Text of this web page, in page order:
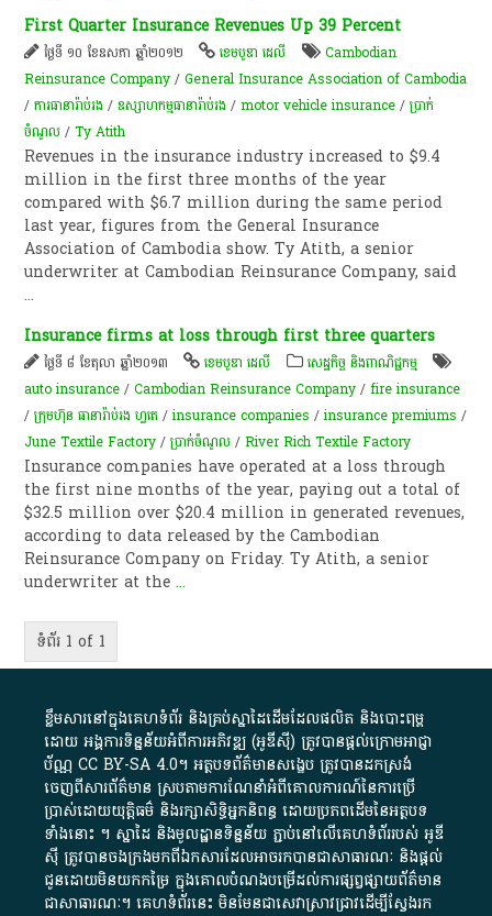
First Quarter Insurance Revenues Up 39 Percent
ថ្ងៃទី ១០ ខែឧសភា ឆ្នាំ២០១២ ខេមបូឌា ដេលី
Cambodian
Reinsurance Company /General Insurance Association of Cambodia
/ការធានា​រ៉ាប់រង /ឧស្សាហកម្ម​ធានារ៉ាប់រង /motor vehicle insurance /ប្រាក់​
ចំណូល​ /Ty Atith
Revenues in the insurance industry increased to $9.4
million in the first three months of the year
compared with $6.7 million during the same period
last year, figures from the General Insurance
Association of Cambodia show. Ty Atith, a senior
underwriter at Cambodian Reinsurance Company, said
...
Insurance firms at loss through first three quarters
ថ្ងៃទី ៨ ខែតុលា ឆ្នាំ២០១៣ ខេមបូឌា ដេលី
សេដ្ឋកិច្ច និងពាណិជ្ជកម្ម
auto insurance /Cambodian Reinsurance Company /fire insurance
/ក្រុមហ៊ុន ធានារ៉ាប់រង ហ្វតេ /insurance companies /insurance premiums /
June Textile Factory /ប្រាក់​ចំណូល​ /River Rich Textile Factory
Insurance companies have operated at a loss through
the first nine months of the year, paying out a total of
$32.5 million over $20.4 million in generated revenues,
according to data released by the Cambodian
Reinsurance Company on Friday. Ty Atith, a senior
underwriter at the...
ទំព័រ 1 of 1
ខ្លឹមសារ​នៅ​ក្នុង​គេហទំព័រ និង​គ្រប់​ស្នា​ដៃ​ដើម​ដែល​ផលិត​ និង​បោះពុម្ព​
ដោយ​ អង្គការ​ទិន្នន័យ​អំពី​ការអភិវឌ្ឍ​​ (អូ​ឌី​ស៊ី)​ ត្រូវ​បាន​ផ្តល់​ក្រោម​អាជ្ញា
ប័ណ្ណ​CC BY-SA 4.0។​ អត្ថបទ​ព័ត៌មាន​សង្ខេប​ ត្រូវ​បាន​ដកស្រង់​
ចេញពី​សារព័ត៌មាន ស្របតាមការ​ណែនាំ​អំពី​គោលការណ៍​នៃ​ការ​ប្រើ
ប្រាស់​ដោយ​យុត្តិធម៌​ និង​រក្សាសិទ្ធិអ្នកនិពន្ធ ដោយ​ប្រភពដើម​នៃ​​អត្ថបទ
ទាំង​នោះ​ ។​ ស្នាដៃ​ និង​មូលដ្ឋាន​ទិន្នន័យ ​ភ្ជាប់​នៅ​លើ​គេហទំព័រ​របស់​ អូ​ឌី​
ស៊ី​ ត្រូវ​បាន​ចងក្រង​មក​ពី​ឯកសារ​ដែល​អាច​រក​បានជា​សាធារណៈ​ និង​ផ្តល់​
ជូន​ដោយ​មិន​យក​កម្រៃ​ ក្នុង​គោលបំណង​បម្រើ​ដល់ការ​ផ្សព្វផ្សាយ​ព័ត៌មាន​
ជា​សាធារណៈ​។​ គេហទំព័រ​នេះ​ មិនមែន​ជា​សេវា​ស្រាវជ្រាវ​ដើម្បី​ស្វែងរក